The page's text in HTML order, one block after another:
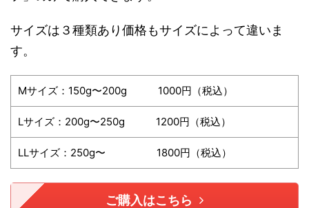
サイズは３種類あり価格もサイズによって違いま
す。
Mサイズ：150g〜200g 1000円（税込）
Lサイズ：200g〜250g 1200円（税込）
LLサイズ：250g〜 1800円（税込）
ご購入はこちら